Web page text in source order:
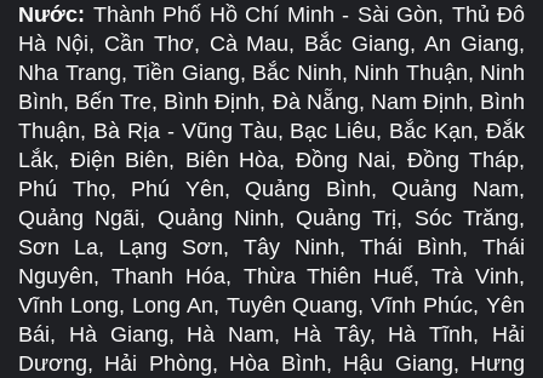
Nước: Thành Phố Hồ Chí Minh - Sài Gòn, Thủ Đô
Hà Nội, Cần Thơ, Cà Mau, Bắc Giang, An Giang,
Nha Trang, Tiền Giang, Bắc Ninh, Ninh Thuận, Ninh
Bình, Bến Tre, Bình Định, Đà Nẵng, Nam Định, Bình
Thuận, Bà Rịa - Vũng Tàu, Bạc Liêu, Bắc Kạn, Đắk
Lắk, Điện Biên, Biên Hòa, Đồng Nai, Đồng Tháp,
Phú Thọ, Phú Yên, Quảng Bình, Quảng Nam,
Quảng Ngãi, Quảng Ninh, Quảng Trị, Sóc Trăng,
Sơn La, Lạng Sơn, Tây Ninh, Thái Bình, Thái
Nguyên, Thanh Hóa, Thừa Thiên Huế, Trà Vinh,
Vĩnh Long, Long An, Tuyên Quang, Vĩnh Phúc, Yên
Bái, Hà Giang, Hà Nam, Hà Tây, Hà Tĩnh, Hải
Dương, Hải Phòng, Hòa Bình, Hậu Giang, Hưng